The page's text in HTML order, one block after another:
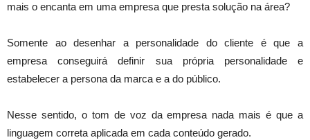
mais o encanta em uma empresa que presta solução na área?
Somente ao desenhar a personalidade do cliente é que a
empresa conseguirá definir sua própria personalidade e
estabelecer a persona da marca e a do público.
Nesse sentido, o tom de voz da empresa nada mais é que a
linguagem correta aplicada em cada conteúdo gerado.